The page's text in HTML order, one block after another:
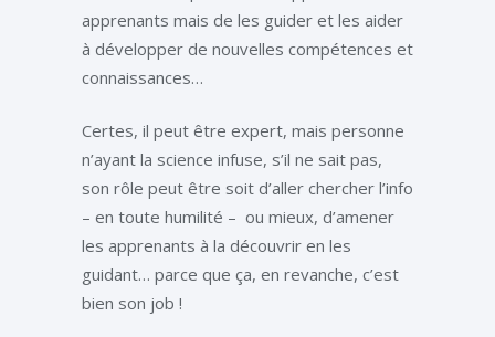
apprenants mais de les guider et les aider
à développer de nouvelles compétences et
connaissances…
Certes, il peut être expert, mais personne
n’ayant la science infuse, s’il ne sait pas,
son rôle peut être soit d’aller chercher l’info
– en toute humilité – ou mieux, d’amener
les apprenants à la découvrir en les
guidant… parce que ça, en revanche, c’est
bien son job !